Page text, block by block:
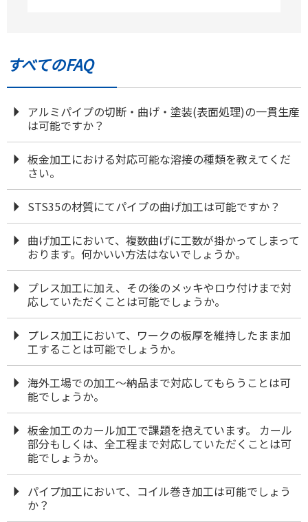
すべてのFAQ
アルミパイプの切断・曲げ・塗装(表面処理)の一貫生産
は可能ですか？
板金加工における対応可能な溶接の種類を教えてくだ
さい。
STS35の材質にてパイプの曲げ加工は可能ですか？
曲げ加工において、複数曲げに工数が掛かってしまって
おります。何かいい方法はないでしょうか。
プレス加工に加え、その後のメッキやロウ付けまで対
応していただくことは可能でしょうか。
プレス加工において、ワークの板厚を維持したまま加
工することは可能でしょうか。
海外工場での加工～納品まで対応してもらうことは可
能でしょうか。
板金加工のカール加工で課題を抱えています。 カール
部分もしくは、全工程まで対応していただくことは可
能でしょうか。
パイプ加工において、コイル巻き加工は可能でしょう
か？